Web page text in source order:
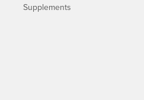
Supplements